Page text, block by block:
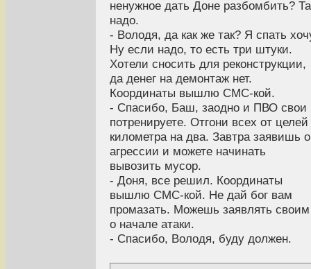
ненужное дать Доне разбомбить?
надо.
- Володя, да как же так? Я спать
Ну если надо, то есть три штуки.
Хотели сносить для реконструкции,
да денег на демонтаж нет.
Координаты вышлю СМС-кой.
- Спасибо, Баш, заодно и ПВО свои
потренируете. Отгони всех от целей
километра на два. Завтра заявишь
агрессии и можете начинать
вывозить мусор.
- Доня, все решил. Координаты
вышлю СМС-кой. Не дай бог вам
промазать. Можешь заявлять своим
о начале атаки.
- Спасибо, Володя, буду должен.